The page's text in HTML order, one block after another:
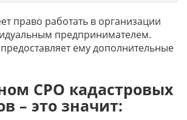
право работать в организации
предпринимателем.
ему дополнительные
СРО кадастровых
– это значит: